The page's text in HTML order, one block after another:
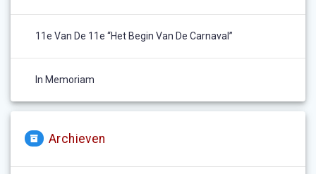
11e Van De 11e “het Begin Van De Carnaval”
In Memoriam
Archieven